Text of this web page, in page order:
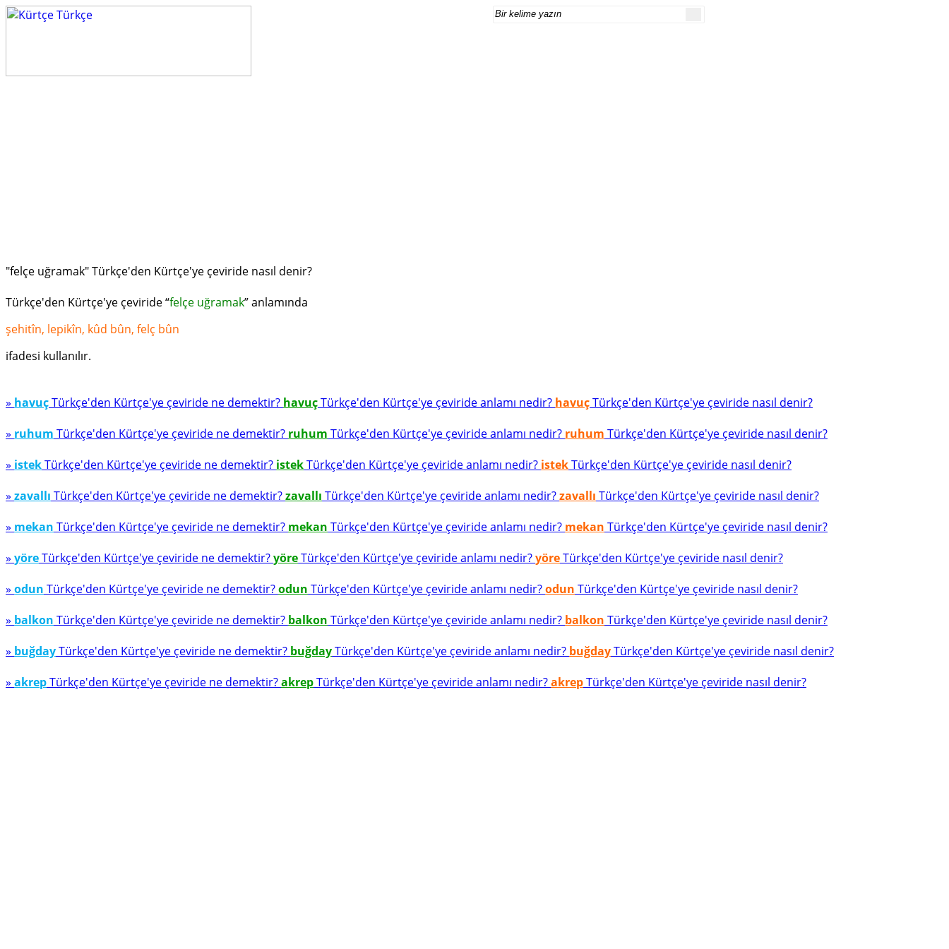
"felçe uğramak" Türkçe'den Kürtçe'ye çeviride nasıl denir?
Türkçe'den Kürtçe'ye çeviride “felçe uğramak” anlamında
şehitîn, lepikîn, kûd bûn, felç bûn
ifadesi kullanılır.
» havuçTürkçe'den Kürtçe'ye çeviride ne demektir? havuçTürkçe'den Kürtçe'ye çeviride anlamı nedir? havuçTürkçe'den Kürtçe'ye çeviride nasıl denir?
» ruhum Türkçe'den Kürtçe'ye çeviride ne demektir? ruhum Türkçe'den Kürtçe'ye çeviride anlamı nedir? ruhum Türkçe'den Kürtçe'ye çeviride nasıl denir?
» istekTürkçe'den Kürtçe'ye çeviride ne demektir? istekTürkçe'den Kürtçe'ye çeviride anlamı nedir? istekTürkçe'den Kürtçe'ye çeviride nasıl denir?
» zavallı Türkçe'den Kürtçe'ye çeviride ne demektir?zavallı Türkçe'den Kürtçe'ye çeviride anlamı nedir?zavallı Türkçe'den Kürtçe'ye çeviride nasıl denir?
» mekan Türkçe'den Kürtçe'ye çeviride ne demektir? mekan Türkçe'den Kürtçe'ye çeviride anlamı nedir? mekan Türkçe'den Kürtçe'ye çeviride nasıl denir?
» yöreTürkçe'den Kürtçe'ye çeviride ne demektir?yöreTürkçe'den Kürtçe'ye çeviride anlamı nedir?yöreTürkçe'den Kürtçe'ye çeviride nasıl denir?
» odun Türkçe'den Kürtçe'ye çeviride ne demektir?odun Türkçe'den Kürtçe'ye çeviride anlamı nedir?odun Türkçe'den Kürtçe'ye çeviride nasıl denir?
» balkon Türkçe'den Kürtçe'ye çeviride ne demektir? balkon Türkçe'den Kürtçe'ye çeviride anlamı nedir? balkon Türkçe'den Kürtçe'ye çeviride nasıl denir?
» buğdayTürkçe'den Kürtçe'ye çeviride ne demektir? buğdayTürkçe'den Kürtçe'ye çeviride anlamı nedir? buğdayTürkçe'den Kürtçe'ye çeviride nasıl denir?
» akrepTürkçe'den Kürtçe'ye çeviride ne demektir?akrepTürkçe'den Kürtçe'ye çeviride anlamı nedir?akrepTürkçe'den Kürtçe'ye çeviride nasıl denir?